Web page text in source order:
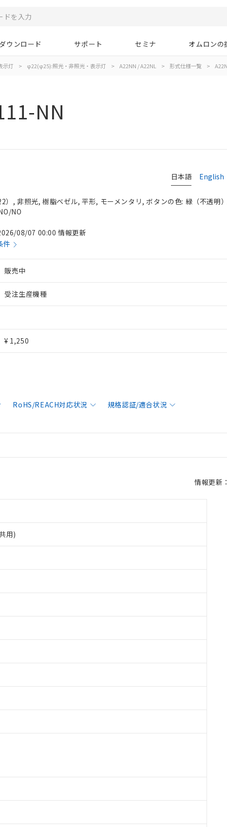
ダウンロード サポート セミナ オムロンの
示灯 > φ22(φ25):照光・非照光・表示灯 > A22NN / A22NL > 形式仕様一覧 >
NN
日本語 English
）, 非照光, 樹脂ベゼル, 平形, モーメンタリ, ボタンの色: 緑（不透明
NO
08/07 00:00 情報更新
件
販売中
受注生産機種
¥ 1,250
RoHS/REACH対応状況 規格認証/適合状況
情報更新
用)
いただき、同意のうえご利用ください。
RoHS指令（10物質）の非含有に対応した製品が提供可能な商品です。
指令（10物質）の非含有に対応した製品に切り替える予定のある商
RoHS指令（10物質）の非含有に非対応の商品で、対応品を出す予定
り、非含有部品としていたものが、含有品と判明した場合などやむ
表